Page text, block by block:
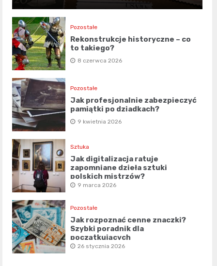
Pozostałe
Rekonstrukcje historyczne – co
to takiego?
8 czerwca 2026
Pozostałe
Jak profesjonalnie zabezpieczyć
pamiątki po dziadkach?
9 kwietnia 2026
Sztuka
Jak digitalizacja ratuje
zapomniane dzieła sztuki
polskich mistrzów?
9 marca 2026
Pozostałe
Jak rozpoznać cenne znaczki?
Szybki poradnik dla
początkujących
26 stycznia 2026